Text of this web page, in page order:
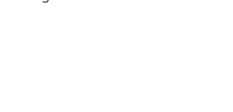
Leistung bei